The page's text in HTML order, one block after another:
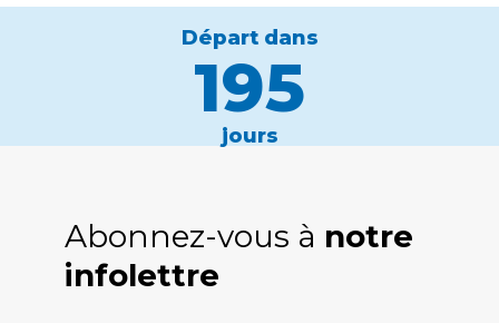
Départ dans
195
jours
Abonnez-vous à notre
infolettre